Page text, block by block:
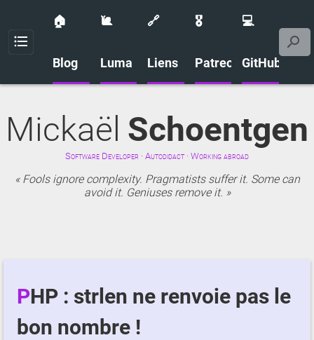
Menu
🏠
Blog
🐌
Luma
🔗
Liens
🎖️
Patreon
💻
GitHub
Mickaël Schoentgen
Software Developer · Autodidact · Working abroad
Fools ignore complexity. Pragmatists suffer it. Some can
avoid it. Geniuses remove it.
PHP : strlen ne renvoie pas le
bon nombre !